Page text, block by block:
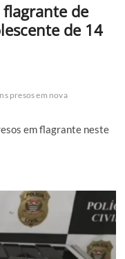
flagrante de
de 14
presos em nova
em flagrante neste